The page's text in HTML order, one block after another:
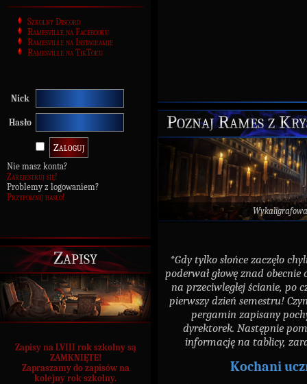
Szkolny Discord
Ramesville na Facebooku
Ramesville na Instagramie
Ramesville na TikToku
Nick
Hasło
Nie masz konta?
Zarejestruj się!
Problemy z logowaniem?
Przypomnij hasło!
Zapisy
Zapisy na LVIII rok szkolny są
ZAMKNIĘTE!
Zapraszamy do zapisów na
kolejny rok szkolny.
Poznaj Rames z
*Gdy tylko słońce zaczęło
poderwał głowę znad
na przeciwległej ścianie, po
pierwszy dzień semestru!
pergamin zapisany
dyrektorek. Następnie
informację na tablicy,
Kochani